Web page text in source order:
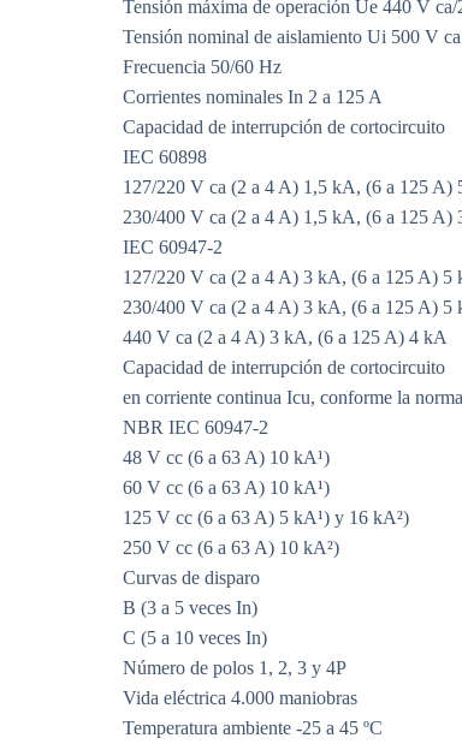
Tensión máxima de operación Ue 440 V
Tensión nominal de aislamiento Ui 500 V ca
Frecuencia 50/60 Hz
Corrientes nominales In 2 a 125 A
Capacidad de interrupción de cortocircuito
IEC 60898
127/220 V ca (2 a 4 A) 1,5 kA, (6 a 125 A)
230/400 V ca (2 a 4 A) 1,5 kA, (6 a 125 A)
IEC 60947-2
127/220 V ca (2 a 4 A) 3 kA, (6 a 125 A) 5
230/400 V ca (2 a 4 A) 3 kA, (6 a 125 A) 5
440 V ca (2 a 4 A) 3 kA, (6 a 125 A) 4 kA
Capacidad de interrupción de cortocircuito
en corriente continua Icu, conforme la norma
NBR IEC 60947-2
48 V cc (6 a 63 A) 10 kA¹)
60 V cc (6 a 63 A) 10 kA¹)
125 V cc (6 a 63 A) 5 kA¹) y 16 kA²)
250 V cc (6 a 63 A) 10 kA²)
Curvas de disparo
B (3 a 5 veces In)
C (5 a 10 veces In)
Número de polos 1, 2, 3 y 4P
Vida eléctrica 4.000 maniobras
Temperatura ambiente -25 a 45 ºC